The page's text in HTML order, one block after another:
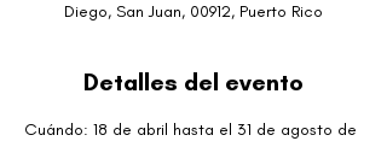
Diego, San Juan, 00912, Puerto Rico
Detalles del evento
Cuándo: 18 de abril hasta el 31 de agosto de